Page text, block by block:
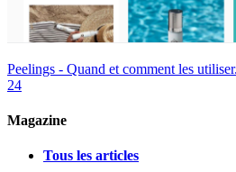
Peelings - Quand et comment les utiliser.
24
Magazine
Tous les articles